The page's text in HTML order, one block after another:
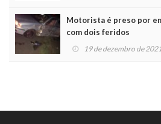
Motorista é preso por
com dois feridos
19 de dezembro de